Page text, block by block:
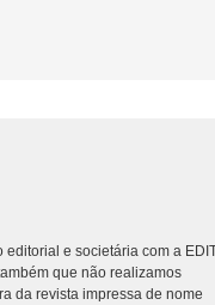
e societária com a
que não realizamos
da revista impressa de nome